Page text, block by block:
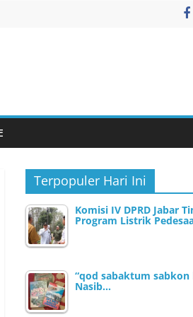
Terpopuler Hari Ini
Komisi IV DPRD Jabar
Program Listrik
“qod sabaktum sabkon
Nasib…